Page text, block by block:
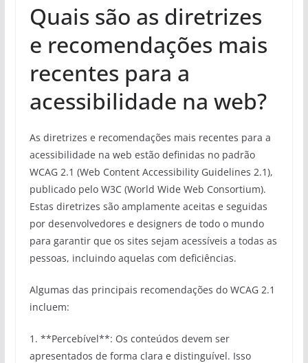
Quais são as diretrizes
e recomendações mais
recentes para a
acessibilidade na web?
As diretrizes e recomendações mais recentes para a
acessibilidade na web estão definidas no padrão
WCAG 2.1 (Web Content Accessibility Guidelines 2.1),
publicado pelo W3C (World Wide Web Consortium).
Estas diretrizes são amplamente aceitas e seguidas
por desenvolvedores e designers de todo o mundo
para garantir que os sites sejam acessíveis a todas as
pessoas, incluindo aquelas com deficiências.
Algumas das principais recomendações do WCAG 2.1
incluem:
1. **Percebível**: Os conteúdos devem ser
apresentados de forma clara e distinguível. Isso